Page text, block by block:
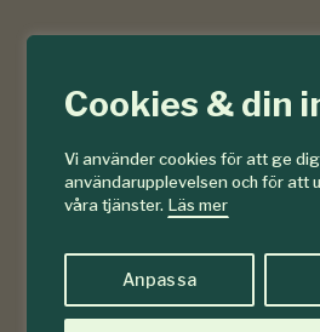
Cookies & din
Vi använder cookies för att ge
användarupplevelsen och för att
våra tjänster. Läs mer
Anpassa